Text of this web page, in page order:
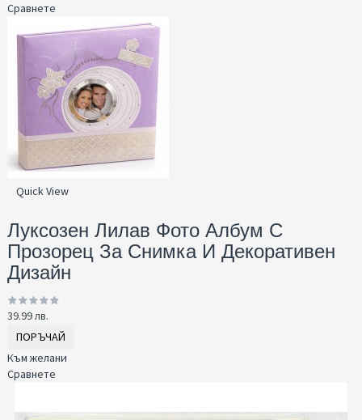
Сравнете
Quick View
Луксозен Лилав Фото Албум С
Прозорец За Снимка И Декоративен
Дизайн
39.99 лв.
ПОРЪЧАЙ
Към желани
Сравнете